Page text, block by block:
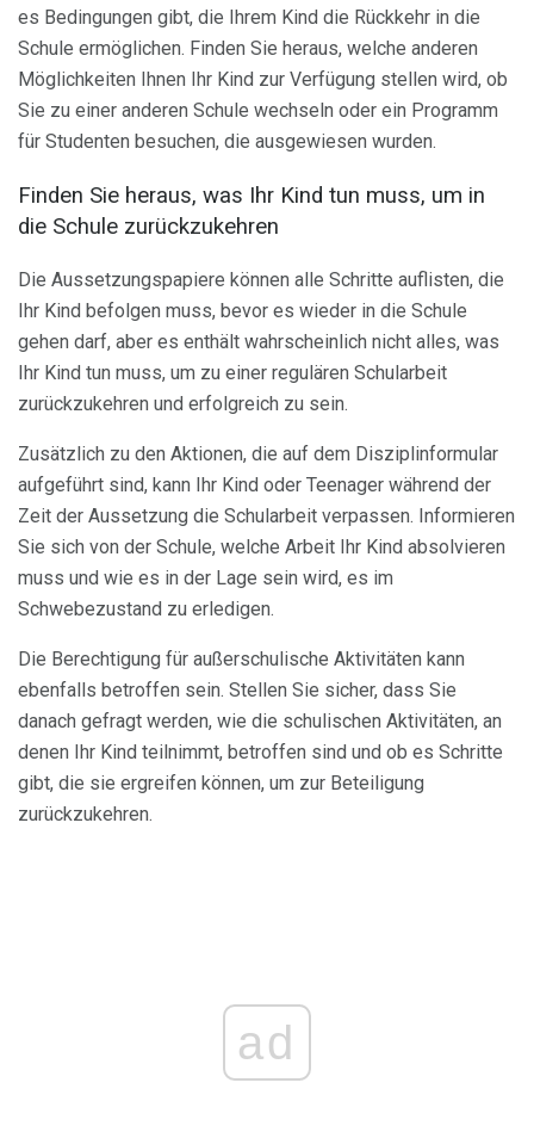
es Bedingungen gibt, die Ihrem Kind die Rückkehr in die
Schule ermöglichen. Finden Sie heraus, welche anderen
Möglichkeiten Ihnen Ihr Kind zur Verfügung stellen wird, ob
Sie zu einer anderen Schule wechseln oder ein Programm
für Studenten besuchen, die ausgewiesen wurden.
Finden Sie heraus, was Ihr Kind tun muss, um in
die Schule zurückzukehren
Die Aussetzungspapiere können alle Schritte auflisten, die
Ihr Kind befolgen muss, bevor es wieder in die Schule
gehen darf, aber es enthält wahrscheinlich nicht alles, was
Ihr Kind tun muss, um zu einer regulären Schularbeit
zurückzukehren und erfolgreich zu sein.
Zusätzlich zu den Aktionen, die auf dem Disziplinformular
aufgeführt sind, kann Ihr Kind oder Teenager während der
Zeit der Aussetzung die Schularbeit verpassen. Informieren
Sie sich von der Schule, welche Arbeit Ihr Kind absolvieren
muss und wie es in der Lage sein wird, es im
Schwebezustand zu erledigen.
Die Berechtigung für außerschulische Aktivitäten kann
ebenfalls betroffen sein. Stellen Sie sicher, dass Sie
danach gefragt werden, wie die schulischen Aktivitäten, an
denen Ihr Kind teilnimmt, betroffen sind und ob es Schritte
gibt, die sie ergreifen können, um zur Beteiligung
zurückzukehren.
ad